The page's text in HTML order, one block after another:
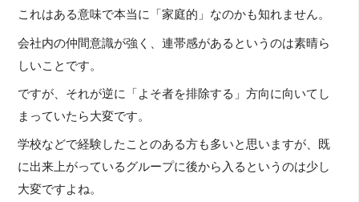
これはある意味で本当に「家庭的」なのかも知れません。
会社内の仲間意識が強く、連帯感があるというのは素晴ら
しいことです。
ですが、それが逆に「よそ者を排除する」方向に向いてし
まっていたら大変です。
学校などで経験したことのある方も多いと思いますが、既
に出来上がっているグループに後から入るというのは少し
大変ですよね。